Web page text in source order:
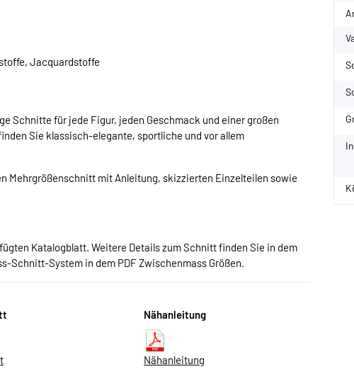
Jacquardstoffe
Schnitte für jede Figur, jeden Geschmack und einer großen
Sie klassisch-elegante, sportliche und vor allem
Mehrgrößenschnitt mit Anleitung, skizzierten Einzelteilen sowie
Katalogblatt. Weitere Details zum Schnitt finden Sie in dem
Schnitt-System in dem PDF Zwischenmass Größen.
Nähanleitung
Nähanleitung